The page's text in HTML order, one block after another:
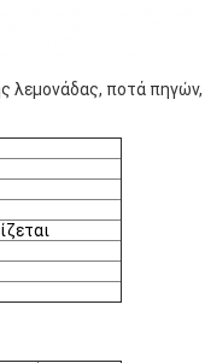
λεμονάδας, ποτά